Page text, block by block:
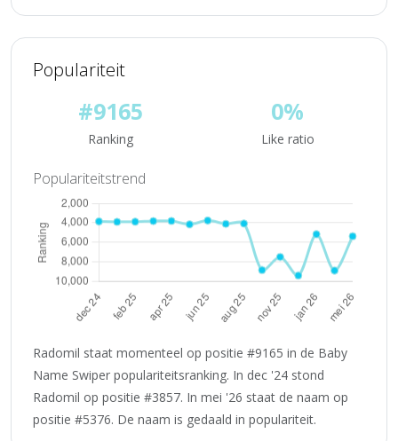
Populariteit
#9165
Ranking
0%
Like ratio
Populariteitstrend
Radomil staat momenteel op positie #9165 in de Baby
Name Swiper populariteitsranking. In dec '24 stond
Radomil op positie #3857. In mei '26 staat de naam op
positie #5376. De naam is gedaald in populariteit.